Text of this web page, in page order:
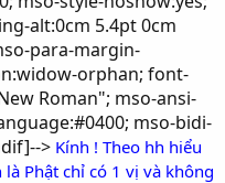
alt:0cm 5.4pt 0cm
para-margin-
orphan; font-
Roman"; mso-ansi-
mso-bidi-
> Kính ! Theo hh hiểu
Phật chỉ có 1 vị và không